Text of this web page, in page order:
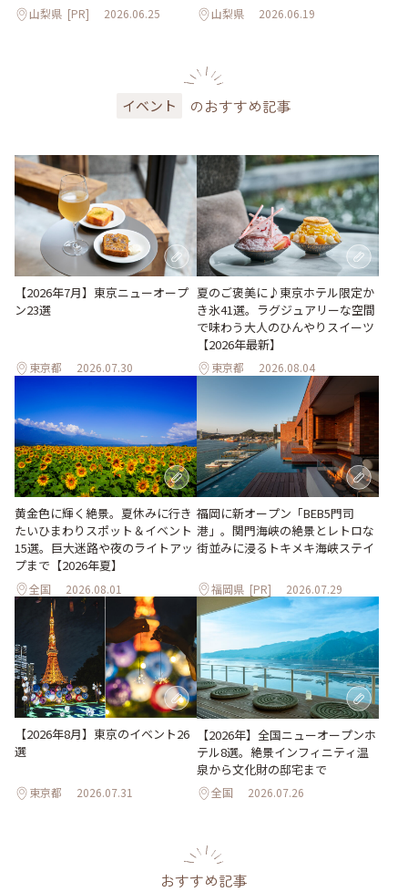
山梨県 [PR] 2026.06.25 山梨県 2026.06.19
イベント のおすすめ記事
【2026年7月】東京ニューオープ
ン23選
東京都 2026.07.30
夏のご褒美に♪東京ホテル限定か
き氷41選。ラグジュアリーな空間
で味わう大人のひんやりスイーツ
【2026年最新】
東京都 2026.08.04
黄金色に輝く絶景。夏休みに行き
たいひまわりスポット＆イベント
15選。巨大迷路や夜のライトアッ
プまで【2026年夏】
全国 2026.08.01
福岡に新オープン「BEB5門司
港」。関門海峡の絶景とレトロな
街並みに浸るトキメキ海峡ステイ
福岡県 [PR] 2026.07.29
【2026年8月】東京のイベント26
選
東京都 2026.07.31
【2026年】全国ニューオープンホ
テル8選。絶景インフィニティ温
泉から文化財の邸宅まで
全国 2026.07.26
おすすめ記事